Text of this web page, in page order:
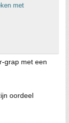
met
grap met een
oordeel